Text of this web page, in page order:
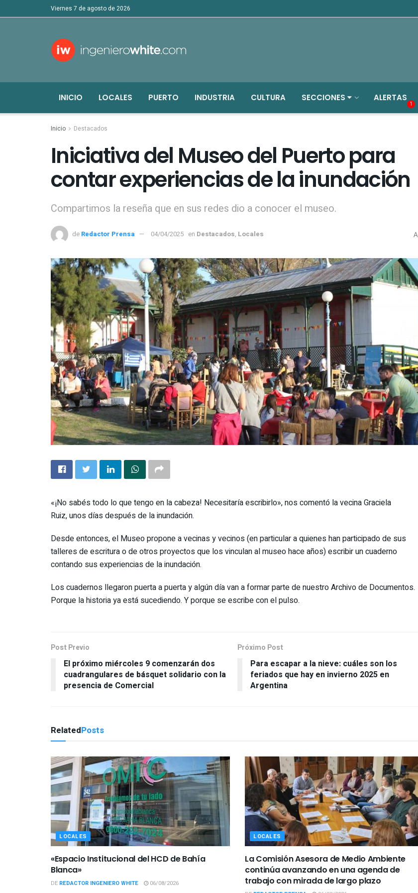
viernes 7 de agosto de 2026
INICIO LOCALES PUERTO INDUSTRIA CULTURA SECCIONES ALERTAS
1
Inicio Destacados
Iniciativa del Museo del Puerto para
contar experiencias de la inundación
Compartimos la reseña que en sus redes dio a conocer el museo.
de Redactor Prensa 04/04/2025 en Destacados, Locales A
«¡No sabés todo lo que tengo en la cabeza! Necesitaría escribirlo», nos comentó la vecina Graciela
Ruiz, unos días después de la inundación.
Desde entonces, el Museo propone a vecinas y vecinos (en particular a quienes han participado de sus
talleres de escritura o de otros proyectos que los vinculan al museo hace años) escribir un cuaderno
contando sus experiencias de la inundación.
Los cuadernos llegaron puerta a puerta y algún día van a formar parte de nuestro Archivo de Documentos.
Porque la historia ya está sucediendo. Y porque se escribe con el pulso.
Post Previo
El próximo miércoles 9 comenzarán dos
cuadrangulares de básquet solidario con la
presencia de Comercial
Próximo Post
Para escapar a la nieve: cuáles son los
feriados que hay en invierno 2025 en
Argentina
RelatedPosts
LOCALES
«Espacio Institucional del HCD de Bahía
Blanca»
DE REDACTOR INGENIERO WHITE 06/08/2026
LOCALES
La Comisión Asesora de Medio Ambiente
continúa avanzando en una agenda de
trabajo con mirada de largo plazo